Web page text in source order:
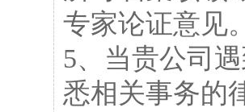
专家论证意见
5、当贵公司
悉相关事务的